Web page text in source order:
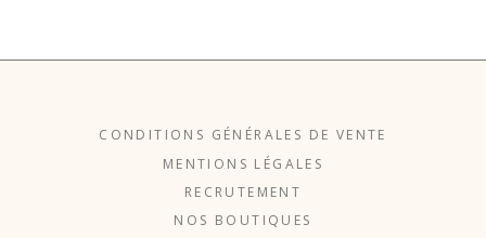
CONDITIONS GÉNÉRALES DE VENTE
MENTIONS LÉGALES
RECRUTEMENT
NOS BOUTIQUES